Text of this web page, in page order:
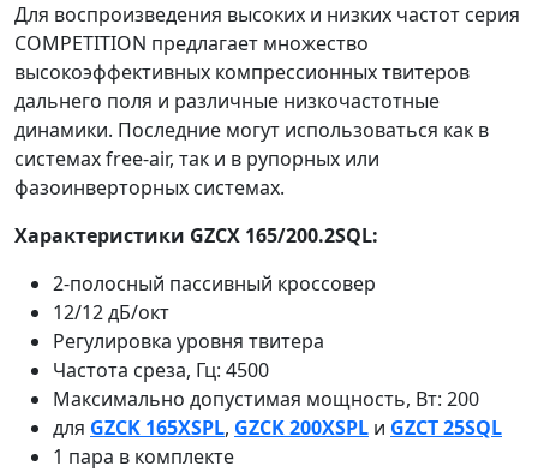
Для воспроизведения высоких и низких частот серия
COMPETITION предлагает множество
высокоэффективных компрессионных твитеров
дальнего поля и различные низкочастотные
динамики. Последние могут использоваться как в
системах free-air, так и в рупорных или
фазоинверторных системах.
Характеристики GZCX 165/200.2SQL:
2-полосный пассивный кроссовер
12/12 дБ/окт
Регулировка уровня твитера
Частота среза, Гц: 4500
Максимально допустимая мощность, Вт: 200
для GZCK 165XSPL, GZCK 200XSPL и GZCT 25SQL
1 пара в комплекте